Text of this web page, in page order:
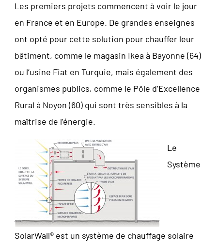
Les premiers projets commencent à voir le jour
en France et en Europe. De grandes enseignes
ont opté pour cette solution pour chauffer leur
bâtiment, comme le magasin Ikea à Bayonne (64)
ou l’usine Fiat en Turquie, mais également des
organismes publics, comme le Pôle d’Excellence
Rural à Noyon (60) qui sont très sensibles à la
maîtrise de l’énergie.
Le
Système
SolarWall® est un système de chauffage solaire